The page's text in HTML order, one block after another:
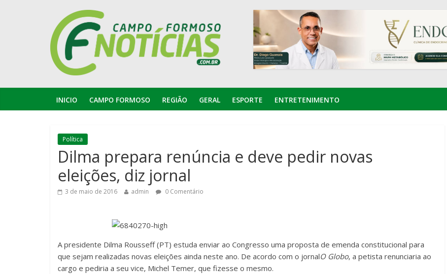
INICIO CAMPO FORMOSO REGIÃO GERAL ESPORTE ENTRETENIMENTO
Política
Dilma prepara renúncia e deve pedir novas
eleições, diz jornal
3 de maio de 2016 admin 0 Comentário
A presidente Dilma Rousseff (PT) estuda enviar ao Congresso uma proposta de emenda constitucional para
que sejam realizadas novas eleições ainda neste ano. De acordo com o jornalO Globo, a petista renunciaria ao
cargo e pediria a seu vice, Michel Temer, que fizesse o mesmo.